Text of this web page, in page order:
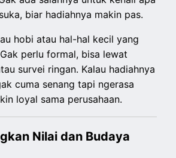
biar hadiahnya makin pas.
hobi atau hal-hal kecil yang
perlu formal, bisa lewat
survei ringan. Kalau hadiahnya
cuma senang tapi ngerasa
loyal sama perusahaan.
Nilai dan Budaya